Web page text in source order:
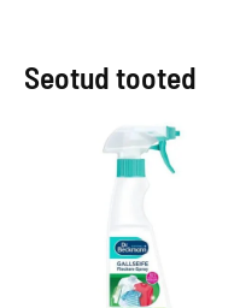
Seotud tooted